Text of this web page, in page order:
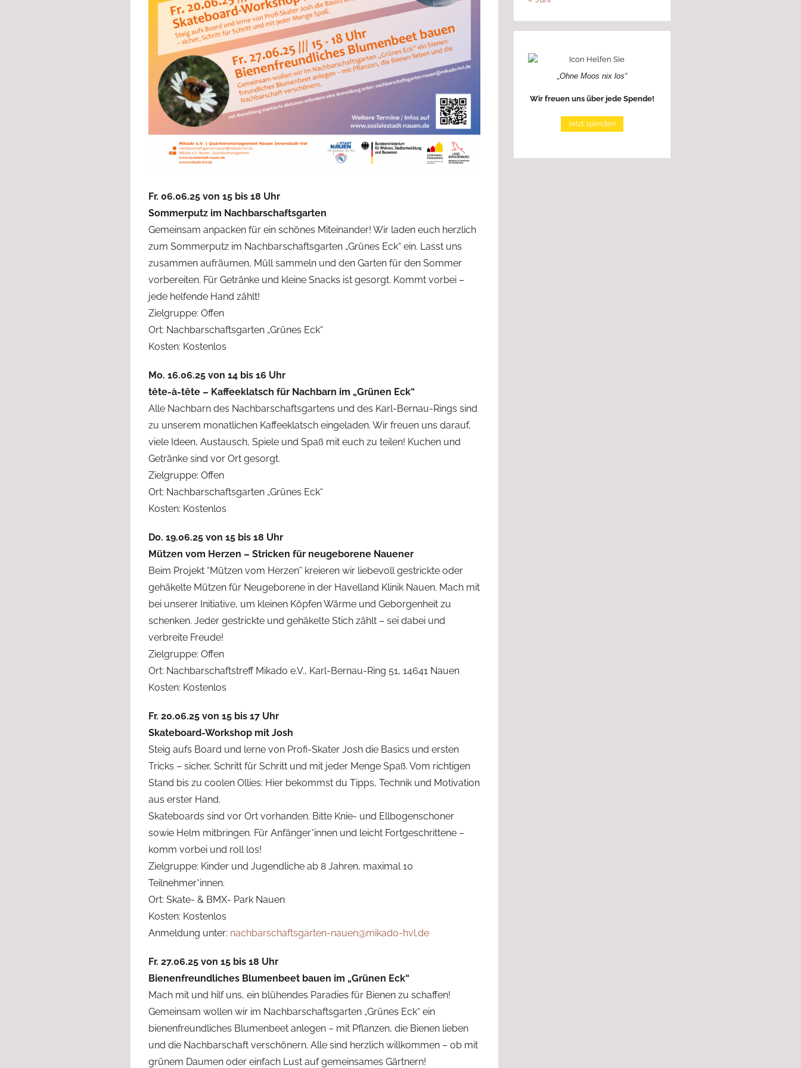
Fr. 06.06.25 von 15 bis 18 Uhr
Sommerputz im Nachbarschaftsgarten
Gemeinsam anpacken für ein schönes Miteinander! Wir laden euch herzlich
zum Sommerputz im Nachbarschaftsgarten „Grünes Eck“ ein. Lasst uns
zusammen aufräumen, Müll sammeln und den Garten für den Sommer
vorbereiten. Für Getränke und kleine Snacks ist gesorgt. Kommt vorbei –
jede helfende Hand zählt!
Zielgruppe: Offen
Ort: Nachbarschaftsgarten „Grünes Eck“
Kosten: Kostenlos
Mo. 16.06.25 von 14 bis 16 Uhr
tête-à-tête – Kaffeeklatsch für Nachbarn im „Grünen Eck“
Alle Nachbarn des Nachbarschaftsgartens und des Karl-Bernau-Rings sind
zu unserem monatlichen Kaffeeklatsch eingeladen. Wir freuen uns darauf,
viele Ideen, Austausch, Spiele und Spaß mit euch zu teilen! Kuchen und
Getränke sind vor Ort gesorgt.
Zielgruppe: Offen
Ort: Nachbarschaftsgarten „Grünes Eck“
Kosten: Kostenlos
Do. 19.06.25 von 15 bis 18 Uhr
Mützen vom Herzen – Stricken für neugeborene Nauener
Beim Projekt “Mützen vom Herzen” kreieren wir liebevoll gestrickte oder
gehäkelte Mützen für Neugeborene in der Havelland Klinik Nauen. Mach mit
bei unserer Initiative, um kleinen Köpfen Wärme und Geborgenheit zu
schenken. Jeder gestrickte und gehäkelte Stich zählt – sei dabei und
verbreite Freude!
Zielgruppe: Offen
Ort: Nachbarschaftstreff Mikado e.V., Karl-Bernau-Ring 51, 14641 Nauen
Kosten: Kostenlos
Fr. 20.06.25 von 15 bis 17 Uhr
Skateboard-Workshop mit Josh
Steig aufs Board und lerne von Profi-Skater Josh die Basics und ersten
Tricks – sicher, Schritt für Schritt und mit jeder Menge Spaß. Vom richtigen
Stand bis zu coolen Ollies: Hier bekommst du Tipps, Technik und Motivation
aus erster Hand.
Skateboards sind vor Ort vorhanden. Bitte Knie- und Ellbogen­schoner
sowie Helm mitbringen. Für Anfänger*innen und leicht Fortgeschrittene –
komm vorbei und roll los!
Zielgruppe: Kinder und Jugendliche ab 8 Jahren, maximal 10
Teilnehmer*innen.
Ort: Skate- & BMX- Park Nauen
Kosten: Kostenlos
Anmeldung unter: nachbarschaftsgarten-nauen@mikado-hvl.de
Fr. 27.06.25 von 15 bis 18 Uhr
Bienenfreundliches Blumenbeet bauen im „Grünen Eck“
Mach mit und hilf uns, ein blühendes Paradies für Bienen zu schaffen!
Gemeinsam wollen wir im Nachbarschaftsgarten „Grünes Eck“ ein
bienenfreundliches Blumenbeet anlegen – mit Pflanzen, die Bienen lieben
und die Nachbarschaft verschönern. Alle sind herzlich willkommen – ob mit
grünem Daumen oder einfach Lust auf gemeinsames Gärtnern!
„Ohne Moos nix los“
Wir freuen uns über jede Spende!
Jetzt spenden!